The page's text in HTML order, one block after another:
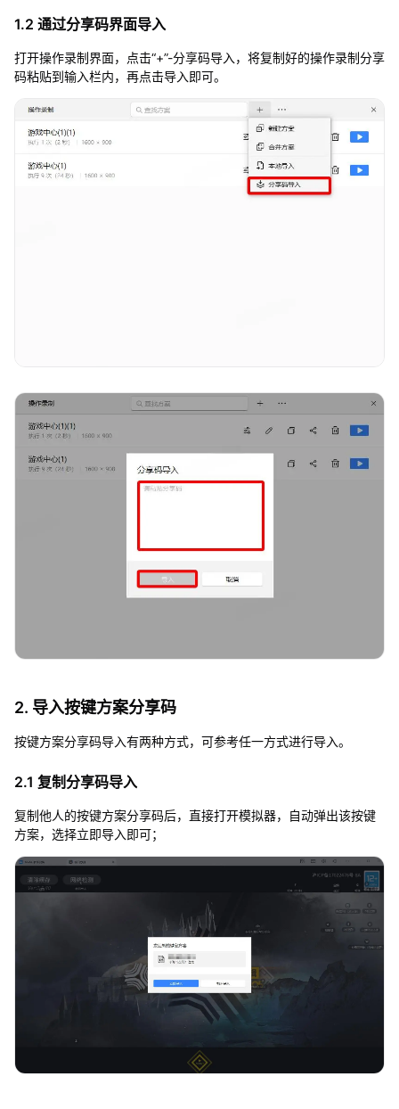
1.2 通过分享码界面导入
打开操作录制界面，点击“+”-分享码导入，将复制好的操作录制分享
码粘贴到输入栏内，再点击导入即可。
2. 导入按键方案分享码
按键方案分享码导入有两种方式，可参考任一方式进行导入。
2.1 复制分享码导入
复制他人的按键方案分享码后，直接打开模拟器，自动弹出该按键
方案，选择立即导入即可；